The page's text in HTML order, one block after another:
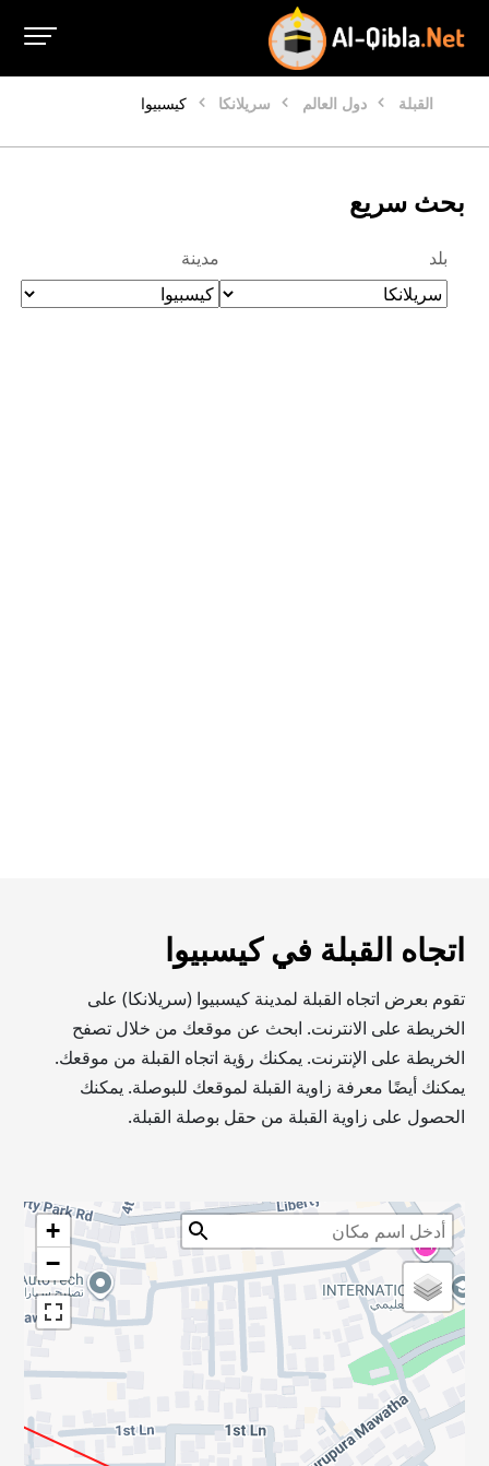
القبلة دول العالم سريلانكا كيسبيوا
بحث سريع
بلد مدينة
اتجاه القبلة في كيسبيوا
تقوم بعرض اتجاه القبلة لمدينة كيسبيوا (سريلانكا) على
الخريطة على الانترنت. ابحث عن موقعك من خلال تصفح
الخريطة على الإنترنت. يمكنك رؤية اتجاه القبلة من موقعك.
يمكنك أيضًا معرفة زاوية القبلة لموقعك للبوصلة. يمكنك
الحصول على زاوية القبلة من حقل بوصلة القبلة.
+
−